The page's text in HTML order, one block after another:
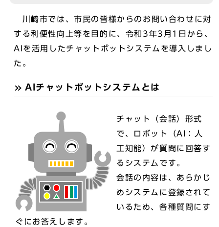
川崎市では、市民の皆様からのお問い合わせに対
する利便性向上等を目的に、令和3年3月1日から、
AIを活用したチャットボットシステムを導入しまし
た。
AIチャットボットシステムとは
チャット（会話）形式
で、ロボット（AI：人
工知能）が質問に回答す
るシステムです。
会話の内容は、あらかじ
めシステムに登録されて
いるため、各種質問にす
ぐにお答えします。